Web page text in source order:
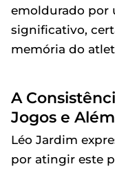
emoldurado por
significativo,
memória do
A
Jogos e Além
Léo Jardim
por atingir este